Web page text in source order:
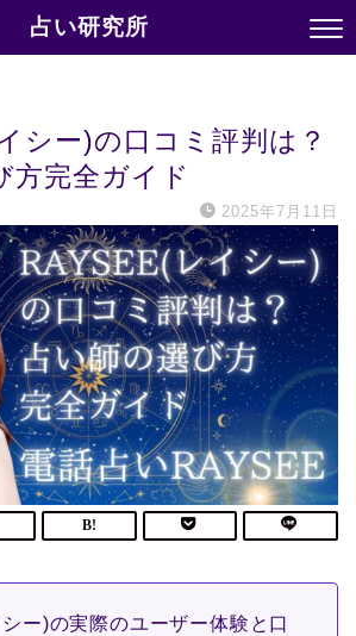
占い研究所
シー)の口コミ評判は？
方完全ガイド
2025年7月11日
ー)の実際のユーザー体験と口